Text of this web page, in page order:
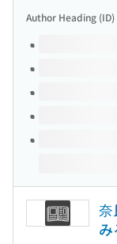
Author Heading (ID)
Volumes of this title
奈